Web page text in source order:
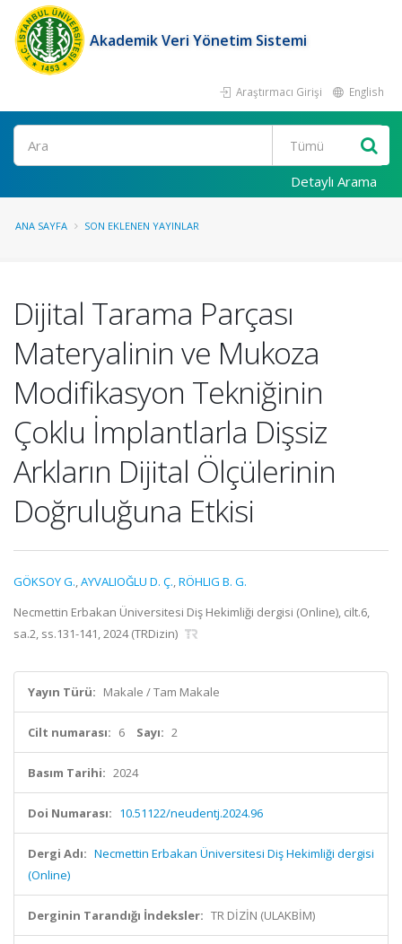
Akademik Veri Yönetim Sistemi
Araştırmacı Girişi English
Ara
Detaylı Arama
ANA SAYFA SON EKLENEN YAYINLAR
Dijital Tarama Parçası
Materyalinin ve Mukoza
Modifikasyon Tekniğinin
Çoklu İmplantlarla Dişsiz
Arkların Dijital Ölçülerinin
Doğruluğuna Etkisi
GÖKSOY G.,AYVALIOĞLU D. Ç.,RÖHLIG B. G.
Necmettin Erbakan Üniversitesi Diş Hekimliği dergisi (Online), cilt.6,
sa.2, ss.131-141, 2024 (TRDizin)
Yayın Türü: Makale / Tam Makale
Cilt numarası: 6 Sayı: 2
Basım Tarihi: 2024
Doi Numarası: 10.51122/neudentj.2024.96
Dergi Adı: Necmettin Erbakan Üniversitesi Diş Hekimliği dergisi
(Online)
Derginin Tarandığı İndeksler: TR DİZİN (ULAKBİM)